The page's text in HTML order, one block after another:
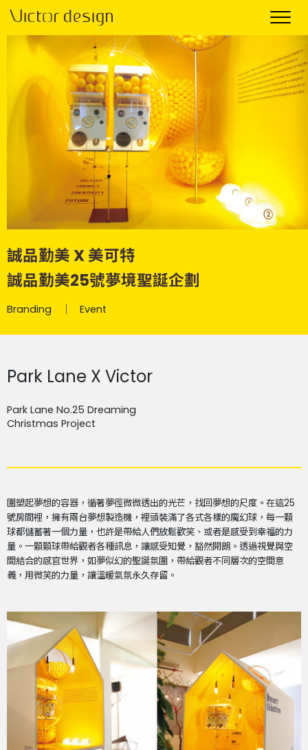
誠品勤美 X 美可特
誠品勤美25號夢境聖誕企劃
Branding Event
Park Lane X Victor
Park Lane No.25 Dreaming
Christmas Project
圍塑起夢想的容器，循著夢徑微微透出的光芒，找回夢想的尺度。在這25
號房間裡，擁有兩台夢想製造機，裡頭裝滿了各式各樣的魔幻球，每一顆
球都儲蓄著一個力量，也許是帶給人們放鬆歡笑、或者是感受到幸福的力
量。一顆顆球帶給觀者各種訊息，讓感受知覺，豁然開朗。透過視覺與空
間結合的感官世界，如夢似幻的聖誕氛圍，帶給觀者不同層次的空間意
義，用微笑的力量，讓溫暖氣氛永久存留。